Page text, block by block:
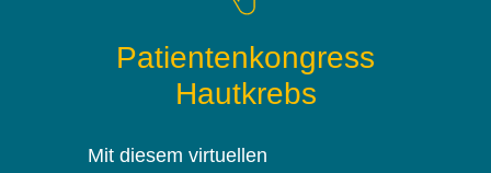
Patientenkongress
Hautkrebs
Mit diesem virtuellen